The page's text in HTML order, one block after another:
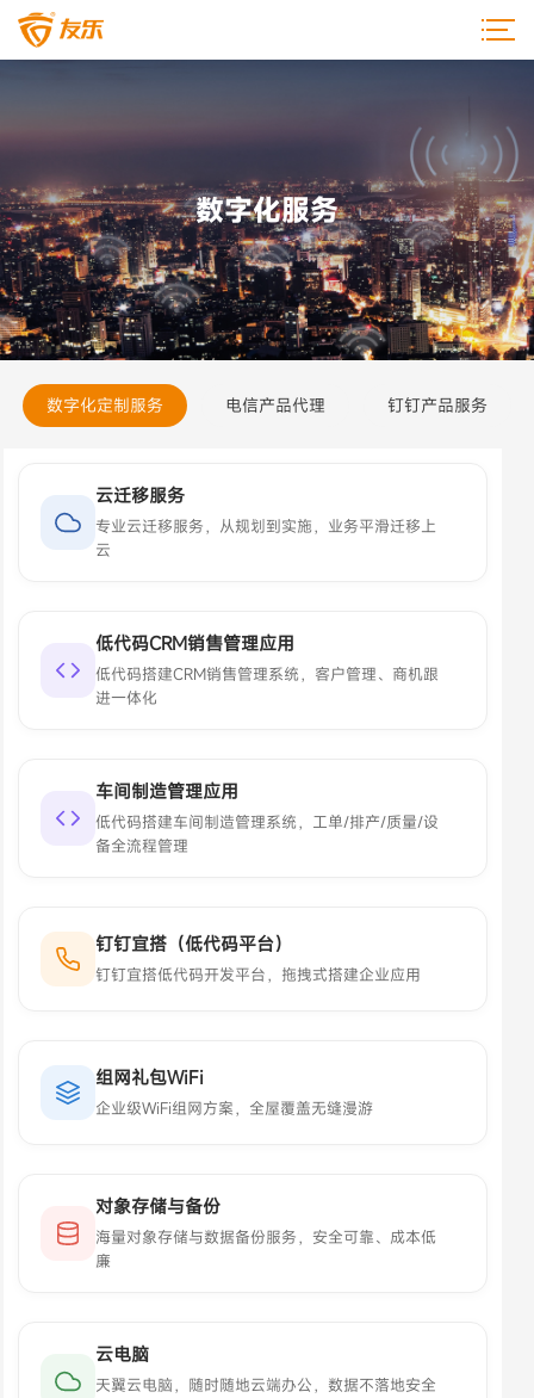
数字化服务
数字化定制服务 电信产品代理 钉钉产品服务
云迁移服务
专业云迁移服务，从规划到实施，业务平滑迁移上
云
低代码CRM销售管理应用
低代码搭建CRM销售管理系统，客户管理、商机跟
进一体化
车间制造管理应用
低代码搭建车间制造管理系统，工单/排产/质量/设
备全流程管理
钉钉宜搭（低代码平台）
钉钉宜搭低代码开发平台，拖拽式搭建企业应用
组网礼包WiFi
企业级WiFi组网方案，全屋覆盖无缝漫游
对象存储与备份
海量对象存储与数据备份服务，安全可靠、成本低
廉
云电脑
天翼云电脑，随时随地云端办公，数据不落地安全